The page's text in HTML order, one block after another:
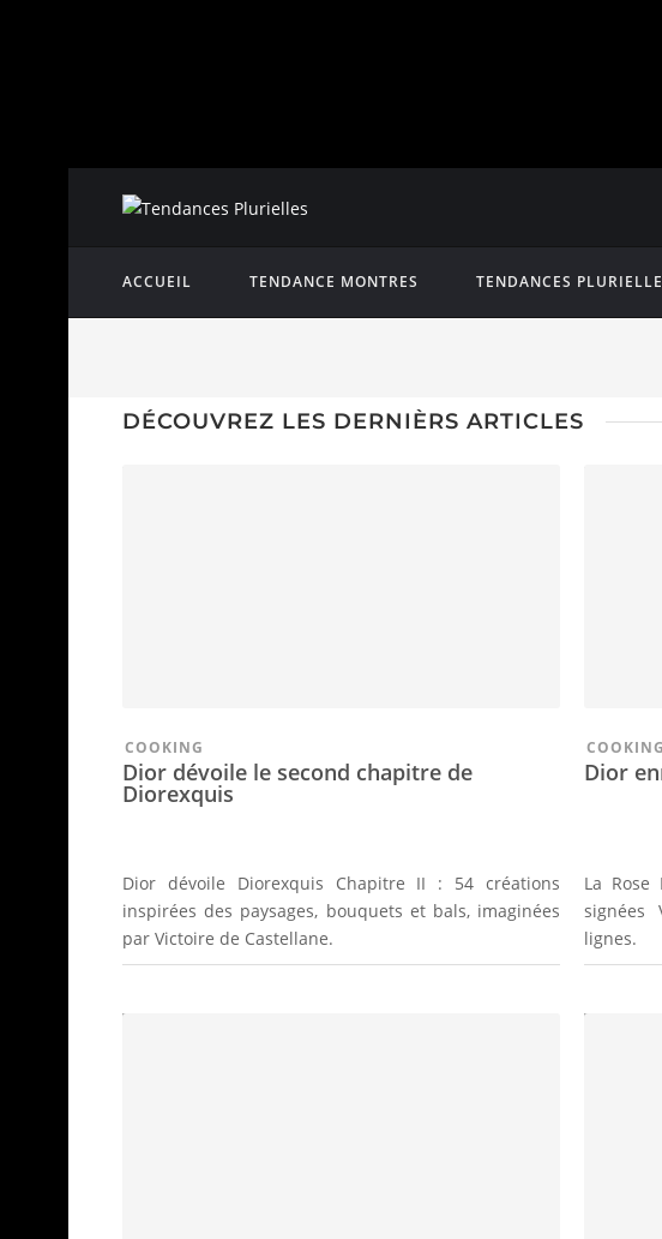
ACCUEIL TENDANCE MONTRES TENDANCES
DÉCOUVREZ LES DERNIÈRS ARTICLES
COOKING
Dior dévoile le second chapitre de
Diorexquis
Dior dévoile Diorexquis Chapitre II : 54 créations
inspirées des paysages, bouquets et bals, imaginées
par Victoire de Castellane.
COOKING
Dior
La
signées
lignes.